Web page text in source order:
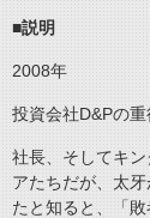
■説明
2008年
投資会社D&Pの重
社長、そしてキン
アたちだが、太牙
たと知ると、「